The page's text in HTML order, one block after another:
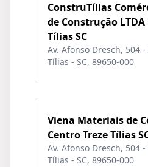
ConstruTílias
de Construção LTDA
Tílias SC
Av. Afonso Dresch, 504
Tílias - SC, 89650-000
Viena Materiais de
Centro Treze Tílias
Av. Afonso Dresch, 504
Tílias - SC, 89650-000